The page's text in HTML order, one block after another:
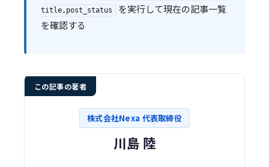
title,post_status
を実行して現在の記事一覧
を確認する
この記事の著者
株式会社Nexa 代表取締役
川島 陸